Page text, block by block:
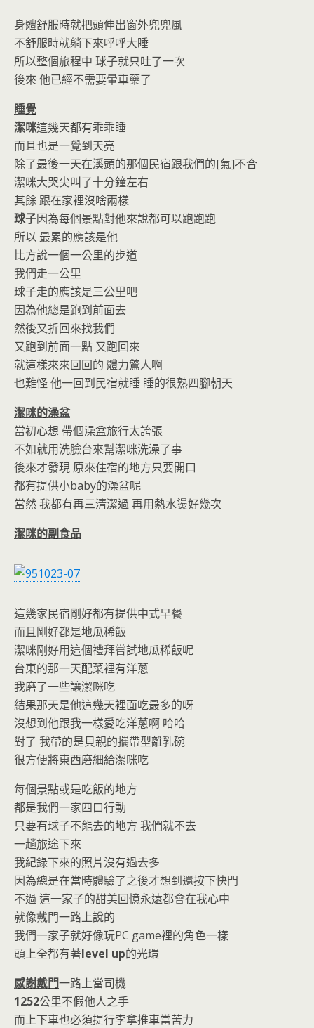
身體舒服時就把頭伸出窗外兜兜風
不舒服時就躺下來呼呼大睡
所以整個旅程中 球子就只吐了一次
後來 他已經不需要暈車藥了
睡覺
潔咪這幾天都有乖乖睡
而且也是一覺到天亮
除了最後一天在溪頭的那個民宿跟我們的[氣]不合
潔咪大哭尖叫了十分鐘左右
其餘 跟在家裡沒啥兩樣
球子因為每個景點對他來說都可以跑跑跑
所以 最累的應該是他
比方說一個一公里的步道
我們走一公里
球子走的應該是三公里吧
因為他總是跑到前面去
然後又折回來找我們
又跑到前面一點 又跑回來
就這樣來來回回的 體力驚人啊
也難怪 他一回到民宿就睡 睡的很熟四腳朝天
潔咪的澡盆
當初心想 帶個澡盆旅行太誇張
不如就用洗臉台來幫潔咪洗澡了事
後來才發現 原來住宿的地方只要開口
都有提供小baby的澡盆呢
當然 我都有再三清潔過 再用熱水燙好幾次
潔咪的副食品
這幾家民宿剛好都有提供中式早餐
而且剛好都是地瓜稀飯
潔咪剛好用這個禮拜嘗試地瓜稀飯呢
台東的那一天配菜裡有洋蔥
我磨了一些讓潔咪吃
結果那天是他這幾天裡面吃最多的呀
沒想到他跟我一樣愛吃洋蔥啊 哈哈
對了 我帶的是貝親的攜帶型離乳碗
很方便將東西磨細給潔咪吃
每個景點或是吃飯的地方
都是我們一家四口行動
只要有球子不能去的地方 我們就不去
一趟旅途下來
我紀錄下來的照片沒有過去多
因為總是在當時體驗了之後才想到還按下快門
不過 這一家子的甜美回憶永遠都會在我心中
就像戴門一路上說的
我們一家子就好像玩PC game裡的角色一樣
頭上全都有著level up的光環
感謝戴門一路上當司機
1252公里不假他人之手
而上下車也必須提行李拿推車當苦力